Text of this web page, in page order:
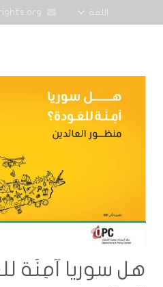
اللغة
الرئيسية
أخبار المنظمة
تواصل معنا
هل سوريا آمِنَة